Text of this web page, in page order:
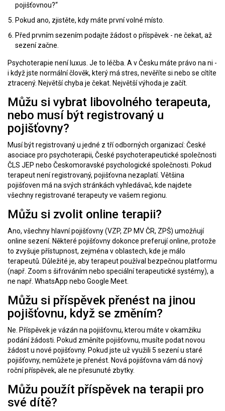
pojišťovnou?“
Pokud ano, zjistěte, kdy máte první volné místo.
Před prvním sezením podajte žádost o příspěvek - ne čekat, až
sezení začne.
Psychoterapie není luxus. Je to léčba. A v Česku máte právo na ni -
i když jste normální člověk, který má stres, nevěříte si nebo se cítíte
ztracený. Největší chyba je čekat. Největší výhoda je začít.
Můžu si vybrat libovolného terapeuta,
nebo musí být registrovaný u
pojišťovny?
Musí být registrovaný u jedné z tří odborných organizací: České
asociace pro psychoterapii, České psychoterapeutické společnosti
ČLS JEP nebo Českomoravské psychologické společnosti. Pokud
terapeut není registrovaný, pojišťovna nezaplatí. Většina
pojišťoven má na svých stránkách vyhledávač, kde najdete
všechny registrované terapeuty ve vašem regionu.
Můžu si zvolit online terapii?
Ano, všechny hlavní pojišťovny (VZP, ZP MV ČR, ZPŠ) umožňují
online sezení. Některé pojišťovny dokonce preferují online, protože
to zvyšuje přístupnost, zejména v oblastech, kde je málo
terapeutů. Důležité je, aby terapeut používal bezpečnou platformu
(např. Zoom s šifrováním nebo speciální terapeutické systémy), a
ne např. WhatsApp nebo Google Meet.
Můžu si příspěvek přenést na jinou
pojišťovnu, když se změním?
Ne. Příspěvek je vázán na pojišťovnu, kterou máte v okamžiku
podání žádosti. Pokud změníte pojišťovnu, musíte podat novou
žádost u nové pojišťovny. Pokud jste už využili 5 sezení u staré
pojišťovny, nemůžete je přenést. Nová pojišťovna vám dá nový
roční příspěvek, ale ne přesunuté zbytky.
Můžu použít příspěvek na terapii pro
své dítě?